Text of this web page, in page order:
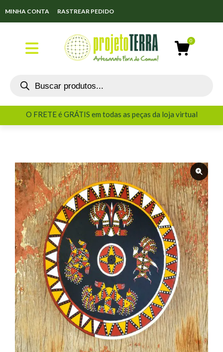
MINHA CONTA RASTREAR PEDIDO
O FRETE é GRÁTIS em todas as peças da loja virtual
O FRETE é GRÁTIS em todas as peças da loja virtual